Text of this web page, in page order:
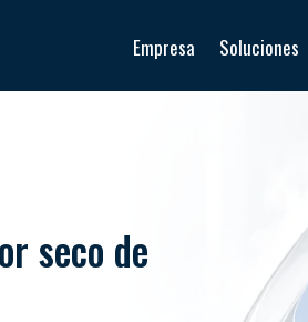
Empresa Soluciones
seco de